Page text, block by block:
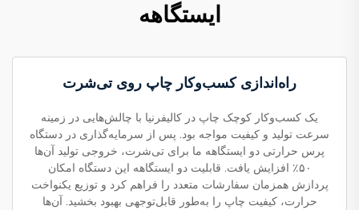
ایستگاهه
راه‌اندازی کسب‌وکار چاپ روی تی‌شرت
یک کسب‌وکار کوچک چاپ در کالیفرنیا با چالش‌هایی در زمینه
سرعت تولید و کیفیت مواجه بود. پس از سرمایه‌گذاری در دستگاه
پرس حرارتی دو ایستگاهه ما برای تی‌شرت، خروجی تولید آن‌ها
۵۰٪ افزایش یافت. قابلیت دو ایستگاهه این دستگاه امکان
پردازش همزمان سفارشات متعدد را فراهم کرد و توزیع یکنواخت
حرارت، کیفیت چاپ را به‌طور قابل‌توجهی بهبود بخشید. آن‌ها